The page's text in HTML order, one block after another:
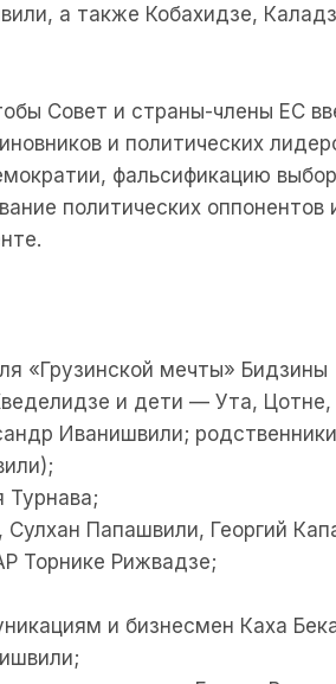
а также Кобахидзе,
Совет и страны-члены ЕС
и политических
фальсификацию
политических оппонентов
«Грузинской мечты» Бидзины
и дети — Ута, Цотне,
Иванишвили;
Турнава;
Папашвили, Георгий
Торнике Рижвадзе;
и бизнесмен Каха